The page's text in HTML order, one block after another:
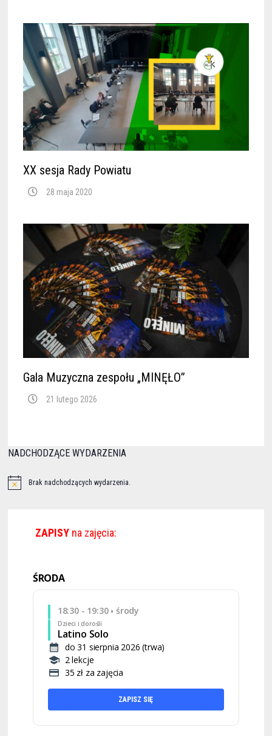
XX sesja Rady Powiatu
28 maja 2020
Gala Muzyczna zespołu „MINĘŁO”
21 lutego 2026
NADCHODZĄCE WYDARZENIA
Brak nadchodzących wydarzenia.
ZAPISYna zajęcia:
ŚRODA
18:30 - 19:30• środy
Dzieci i dorośli
Latino Solo
do 31 sierpnia 2026 (trwa)
2 lekcje
35 zł za zajęcia
ZAPISZ SIĘ